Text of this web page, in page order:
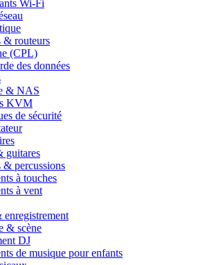
Wi-Fi
& routeurs
(CPL)
des données
& NAS
KVM
de sécurité
guitares
& percussions
à touches
à vent
enregistrement
& scène
DJ
de musique pour enfants